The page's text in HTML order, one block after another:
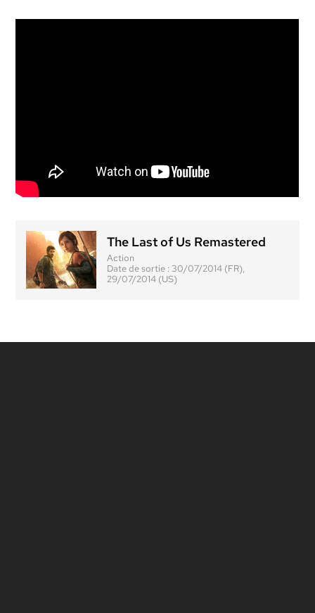
The Last of Us Remastered
Action
Date de sortie : 30/07/2014 (FR),
29/07/2014 (US)